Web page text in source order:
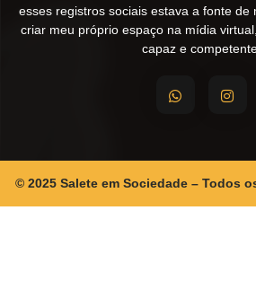
esses registros sociais estava a fonte de
criar meu próprio espaço na mídia
capaz e
© 2025 Salete em Sociedade – Todos